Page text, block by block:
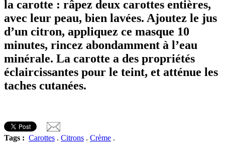
la carotte : râpez deux carottes entières,
avec leur peau, bien lavées. Ajoutez le jus
d’un citron, appliquez ce masque 10
minutes, rincez abondamment à l’eau
minérale. La carotte a des propriétés
éclaircissantes pour le teint, et atténue les
taches cutanées.
Tags : Carottes . Citrons . Crème .